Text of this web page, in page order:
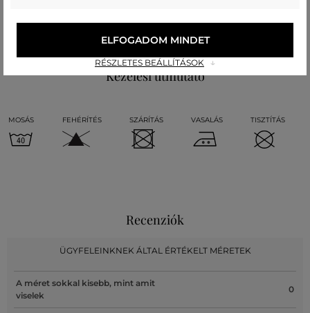
77 % 23 %
Kezelési útmutató
MOSÁS FEHÉRÍTÉS SZÁRÍTÁS VASALÁS TISZTÍTÁS
Recenziók
ÜGYFELEINKNEK ÁLTAL ÉRTÉKELT MÉRETEK
A méret sokkal kisebb, mint amit
viselek
0
RÉSZLETES BEÁLLÍTÁSOK
ELFOGADOM MINDET